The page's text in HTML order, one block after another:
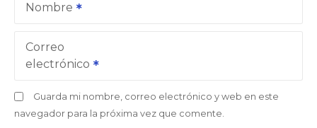
Nombre
Correo
electrónico
Guarda mi nombre, correo electrónico y web en este
navegador para la próxima vez que comente.